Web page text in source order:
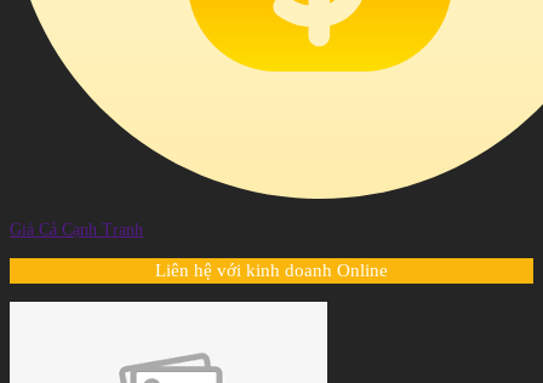
Giá Cả Cạnh Tranh
Liên hệ với kinh doanh Online